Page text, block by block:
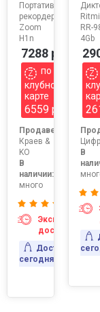
Портативный
рекордер
Zoom
H1n
7288 р
по
клубной
карте
6559 р
Продавец:
Краев &
KO
В
наличии:
много
Экспресс-
доставка
Доставка
сегодня
RR-
4Gb
В